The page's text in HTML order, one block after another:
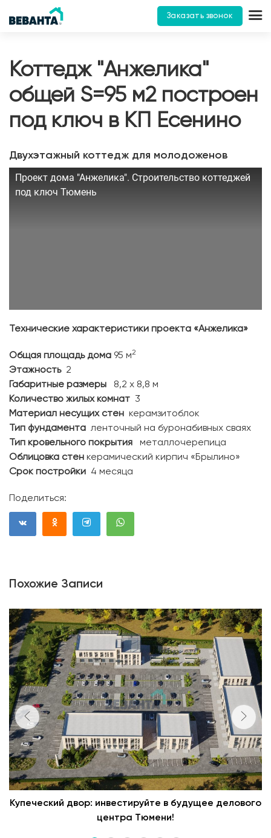
Заказать звонок
Коттедж "Анжелика"
общей S=95 м2 построен
под ключ в КП Есенино
Двухэтажный коттедж для молодоженов
Проект дома "Анжелика". Строительство коттеджей
под ключ Тюмень
Технические характеристики проекта «Анжелика»
Общая площадь дома 95 м2
Этажность2
Габаритные размеры 8,2 х 8,8 м
Количество жилых комнат 3
Материал несущих стен керамзитоблок
Тип фундамента ленточный на буронабивных сваях
Тип кровельного покрытия металлочерепица
Облицовка стен керамический кирпич «Брылино»
Срок постройки 4 месяца
Поделиться:
Похожие Записи
Купеческий двор: инвестируйте в будущее делового
центра Тюмени!